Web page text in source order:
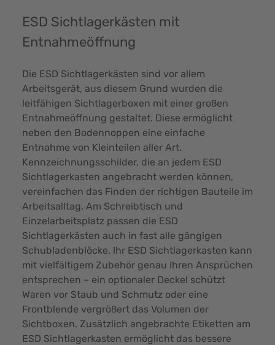
ESD Sichtlagerkästen mit
Entnahmeöffnung
Die ESD Sichtlagerkästen sind vor allem
Arbeitsgerät, aus diesem Grund wurden die
leitfähigen Sichtlagerboxen mit einer großen
Entnahmeöffnung gestaltet. Diese ermöglicht
neben den Bodennoppen eine einfache
Entnahme von Kleinteilen aller Art.
Kennzeichnungsschilder, die an jedem ESD
Sichtlagerkasten angebracht werden können,
vereinfachen das Finden der richtigen Bauteile im
Arbeitsalltag. Am Schreibtisch und
Einzelarbeitsplatz passen die ESD
Sichtlagerkästen auch in fast alle gängigen
Schubladenblöcke. Ihr ESD Sichtlagerkasten kann
mit vielfältigem Zubehör genau Ihren Ansprüchen
entsprechen – ein optionaler Deckel schützt
Waren vor Staub und Schmutz oder eine
Frontblende vergrößert das Volumen der
Sichtboxen. Zusätzlich angebrachte Etiketten am
ESD Sichtlagerkasten ermöglicht das bessere